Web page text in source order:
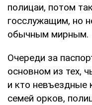
полицаи, потом
госслужащим, но
обычным мирным.
Очереди за
основном из тех,
и кто невъездные
семей орков,